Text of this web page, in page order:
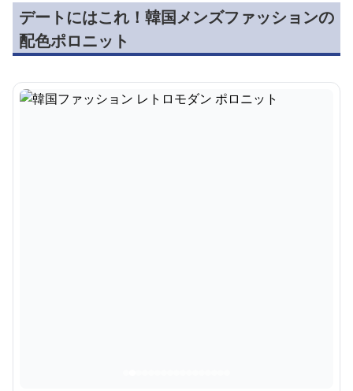
デートにはこれ！韓国メンズファッションの
配色ポロニット